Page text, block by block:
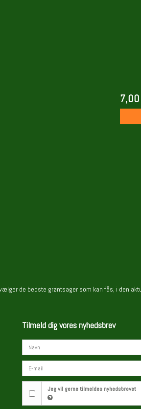
7,00
de bedste grøntsager som kan fås, i den
Tilmeld dig vores nyhedsbrev
Jeg vil gerne tilmeldes nyhedsbrevet